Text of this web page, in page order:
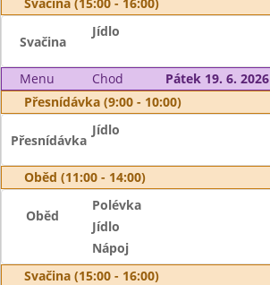
Svačina
Jídlo
Menu Chod
Pátek 19. 6. 2026
Přesnídávka (9:00 - 10:00)
Přesnídávka
Jídlo
Oběd (11:00 - 14:00)
Oběd
Polévka
Jídlo
Nápoj
Svačina (15:00 - 16:00)